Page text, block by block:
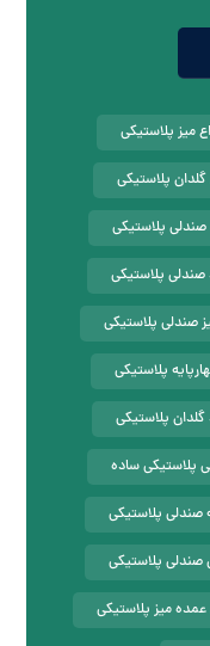
میز پلاستیکی
گلدان پلاستیکی
صندلی پلاستیکی
صندلی پلاستیکی
صندلی پلاستیکی
پلاستیکی
پلاستیکی
پلاستیکی ساده
صندلی پلاستیکی
پلاستیکی
میز پلاستیکی